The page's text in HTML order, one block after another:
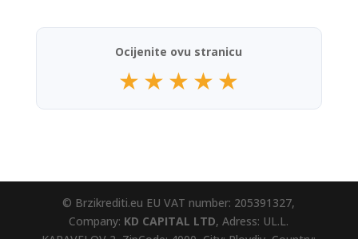
Ocijenite ovu stranicu
★★★★★
© Brzikrediti.eu EU VAT number: 205391327,
Company: KD CAPITAL LTD, Adress: UL.L.